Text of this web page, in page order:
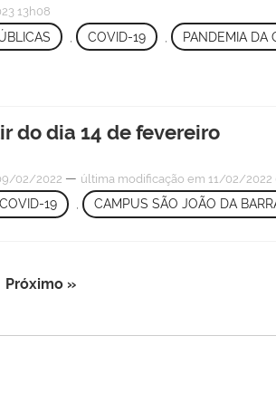
13h08
, COVID-19 PANDEMIA DA
do dia 14 de fevereiro
02/2022 — última modificação em 11/02/2022
COVID-19 , CAMPUS SÃO JOÃO DA
Próximo »